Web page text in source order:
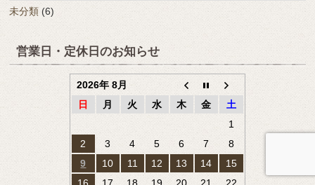
未分類 (6)
営業日・定休日のお知らせ
2026年 8月
日
月 火 水 木 金
土
1
2
3 4 5 6 7
8
9
10 11 12 13 14
15